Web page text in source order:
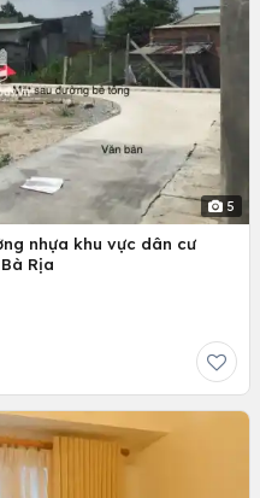
5
nhựa khu vực dân cư
Rịa